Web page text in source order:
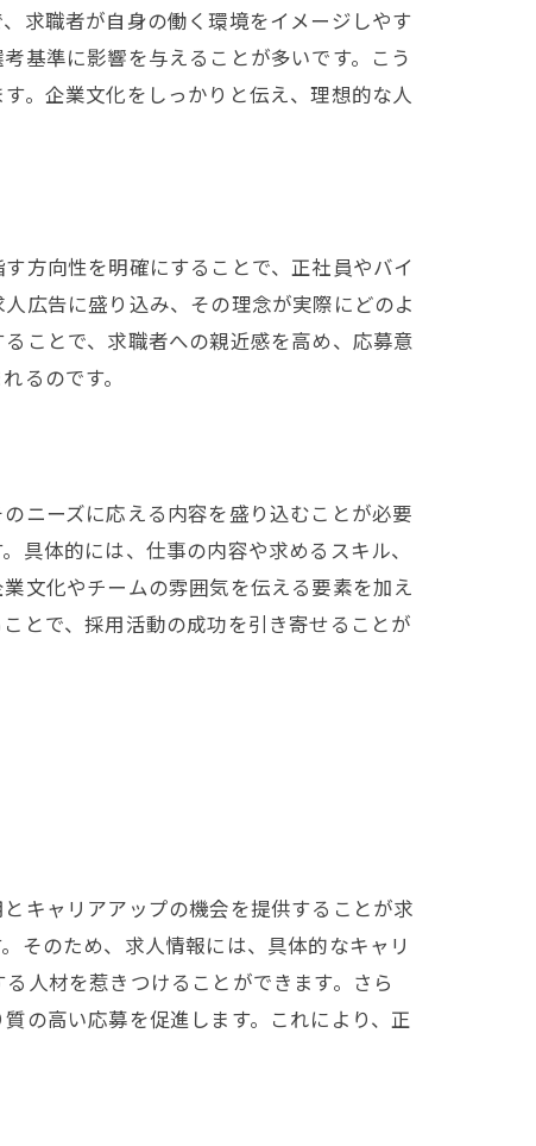
求職者が自身の働く環境をイメージしやす
基準に影響を与えることが多いです。こう
。企業文化をしっかりと伝え、理想的な人
方向性を明確にすることで、正社員やバイ
広告に盛り込み、その理念が実際にどのよ
ことで、求職者への親近感を高め、応募意
るのです。
ニーズに応える内容を盛り込むことが必要
具体的には、仕事の内容や求めるスキル、
文化やチームの雰囲気を伝える要素を加え
とで、採用活動の成功を引き寄せることが
キャリアアップの機会を提供することが求
そのため、求人情報には、具体的なキャリ
人材を惹きつけることができます。さら
の高い応募を促進します。これにより、正